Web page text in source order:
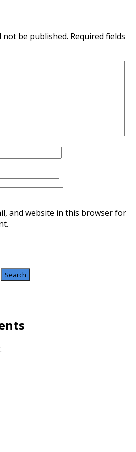
not be published. Required fields
and website in this browser for
Search